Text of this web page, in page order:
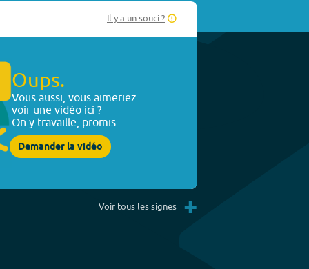
Il y a un souci ?
Oups.
Vous aussi, vous aimeriez
voir une vidéo ici ?
On y travaille, promis.
Demander la vidéo
Voir tous les signes +